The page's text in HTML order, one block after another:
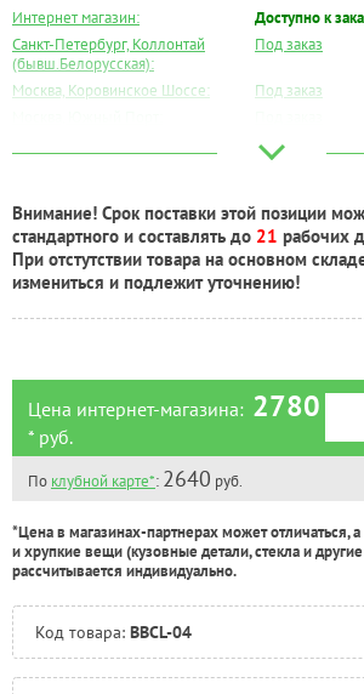
Интернет магазин:
Доступно к
Санкт-Петербург, Коллонтай
(бывш.Белорусская):
Под заказ
Москва, Коровинское Шоссе:
Под заказ
Под заказ
Самара:
Под заказ
Тверь:
Под заказ
Тюмень:
Под заказ
Внимание! Срок поставки этой позиции
стандартного и составлять до 21 рабочих
При отстутствии товара на основном
измениться и подлежит уточнению!
Цена интернет-магазина: 2780
* руб.
По клубной карте*: 2640 руб.
*Цена в магазинах-партнерах может отличаться,
и хрупкие вещи (кузовные детали, стекла и
рассчитывается индивидуально.
Код товара: BBCL-04